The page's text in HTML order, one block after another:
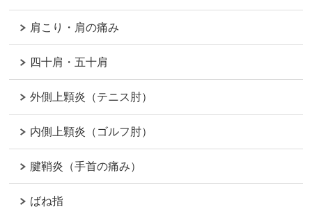
肩こり・肩の痛み
四十肩・五十肩
外側上顆炎（テニス肘）
内側上顆炎（ゴルフ肘）
腱鞘炎（手首の痛み）
ばね指